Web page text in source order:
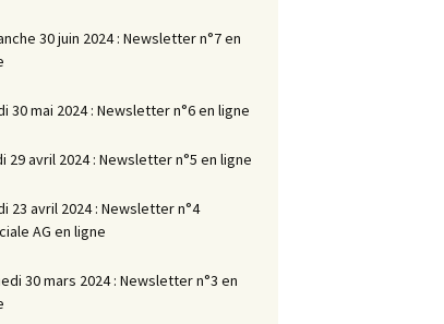
30 juin 2024 : Newsletter n°7 en
30 mai 2024 : Newsletter n°6 en ligne
29 avril 2024 : Newsletter n°5 en ligne
23 avril 2024 : Newsletter n°4
AG en ligne
30 mars 2024 : Newsletter n°3 en